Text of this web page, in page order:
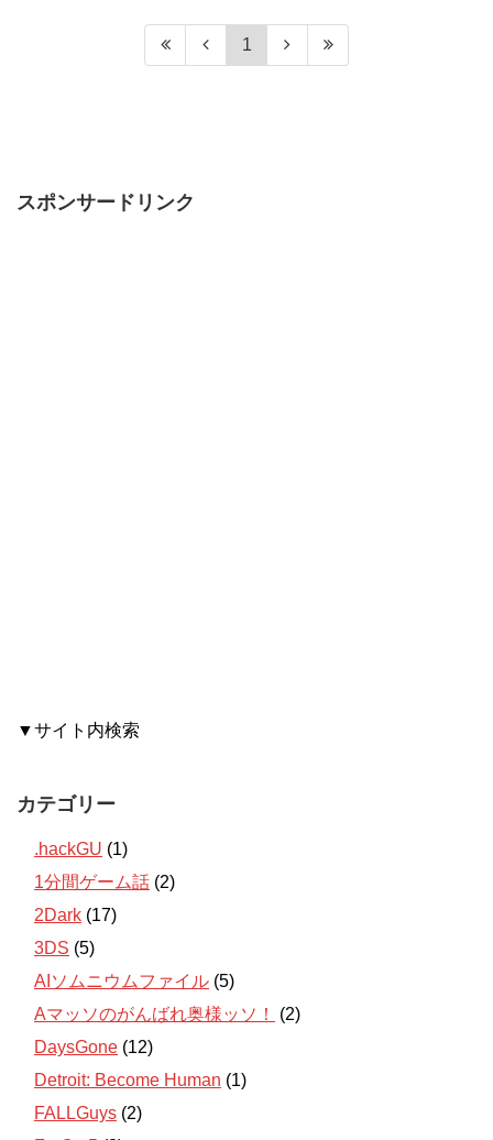
1
スポンサードリンク
▼サイト内検索
カテゴリー
.hackGU (1)
1分間ゲーム話 (2)
2Dark (17)
3DS (5)
AIソムニウムファイル (5)
Aマッソのがんばれ奥様ッソ！
(2)
DaysGone (12)
Detroit: Become Human (1)
FALLGuys (2)